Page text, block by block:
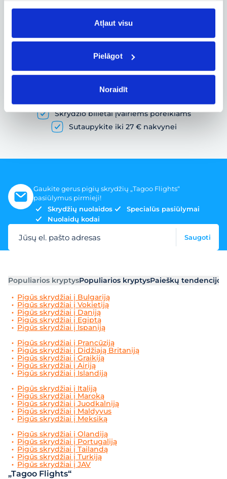
Atļaut visu
Pielāgot
Noraidīt
Skrydžio būsenos ir kitos aktualios
Pigių skrydžių paieška ir lėktuvo bilietų
užsakymas
Skrydžio bilietai įvairiems poreikiams
Sutaupykite iki 27 € nakvynei
Gaukite gerus pigių skrydžių „Tagoo Flights“
pasiūlymus pirmieji!
Skrydžių nuolaidos
Specialūs pasiūlymai
Nuolaidų kodai
Jūsų el. pašto adresas Saugoti
Populiarios kryptysPopuliarios kryptysPaieškų tendencijos
Pigūs skrydžiai į Bulgariją
Pigūs skrydžiai į Vokietiją
Pigūs skrydžiai į Daniją
Pigūs skrydžiai į Egiptą
Pigūs skrydžiai į Ispaniją
Pigūs skrydžiai į Prancūziją
Pigūs skrydžiai į Didžiają Britaniją
Pigūs skrydžiai į Graikiją
Pigūs skrydžiai į Airiją
Pigūs skrydžiai į Islandiją
Pigūs skrydžiai į Italiją
Pigūs skrydžiai į Maroką
Pigūs skrydžiai į Juodkalniją
Pigūs skrydžiai į Maldyvus
Pigūs skrydžiai į Meksiką
Pigūs skrydžiai į Olandiją
Pigūs skrydžiai į Portugaliją
Pigūs skrydžiai į Tailandą
Pigūs skrydžiai į Turkiją
Pigūs skrydžiai į JAV
„Tagoo Flights“